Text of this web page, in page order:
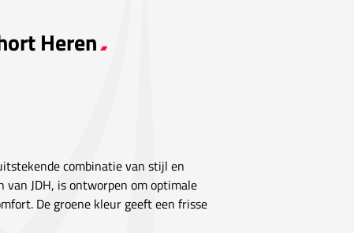
Heren
combinatie van stijl en
van JDH, is ontworpen om optimale
De groene kleur geeft een frisse